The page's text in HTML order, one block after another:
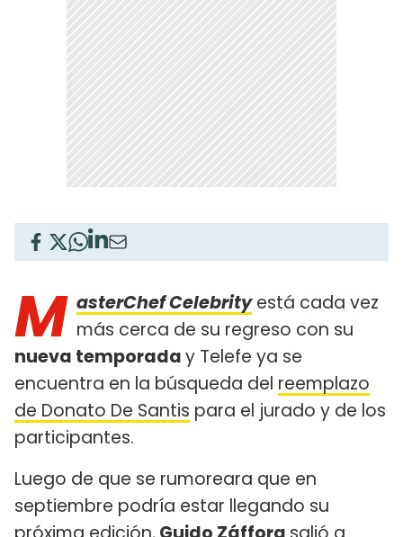
M asterChef Celebrityestá cada vez
más cerca de su regreso con su
nueva temporaday Telefe ya se
encuentra en la búsqueda del reemplazo
de Donato De Santis para el jurado y de los
participantes.
Luego de que se rumoreara que en
septiembre podría estar llegando su